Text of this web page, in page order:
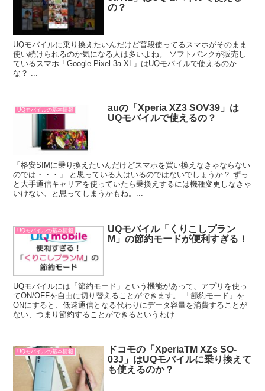
の？
UQモバイルに乗り換えたいんだけど普段使ってるスマホがそのまま
使い続けられるのか気になる人は多いよね。 ソフトバンクが販売し
ているスマホ「Google Pixel 3a XL」はUQモバイルで使えるのか
な？ ...
UQモバイルの基本情報
auの「Xperia XZ3 SOV39」は
UQモバイルで使えるの？
「格安SIMに乗り換えたいんだけどスマホを買い換えなきゃならない
のでは・・・」 と思っている人はいるのではないでしょうか？ ずっ
と大手通信キャリアを使っていたら乗換えするには機種変更しなきゃ
いけない、と思ってしまうかもね。...
UQモバイルの基本情報
UQモバイル「くりこしプラン
M」の節約モードが便利すぎる！
UQモバイルには「節約モード」という機能があって、アプリを使っ
てON/OFFを自由に切り替えることができます。 「節約モード」を
ONにすると、低速通信となる代わりにデータ容量を消費することが
ない、つまり節約することができるというわけ...
UQモバイルの基本情報
ドコモの「XperiaTM XZs SO-
03J」はUQモバイルに乗り換えて
も使えるのか？